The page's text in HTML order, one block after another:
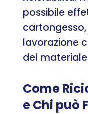
possibile
lavorazione
del
Come
e Chi può